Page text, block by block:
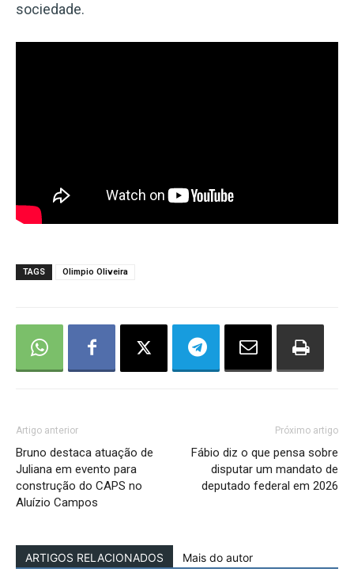
sociedade.
TAGS Olimpio Oliveira
Artigo anterior
Bruno destaca atuação de
Juliana em evento para
construção do CAPS no
Aluízio Campos
Próximo artigo
Fábio diz o que pensa sobre
disputar um mandato de
deputado federal em 2026
ARTIGOS RELACIONADOS Mais do autor